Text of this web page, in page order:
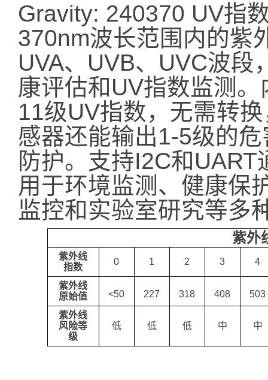
Gravity: 240370 UV指
370nm波长范围内的紫
UVA、UVB、UVC波段
康评估和UV指数监测
11级UV指数，无需转
感器还能输出1-5级的
防护。支持I2C和
用于环境监测、健康保
监控和实验室研究等多
紫外
紫外线
指数
0 1 2 3 4
紫外线
原始值
<50 227 318 408 503
紫外线
风险等
级
低 低 低 中 中